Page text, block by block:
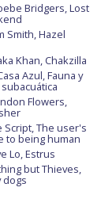
Bridgers, Lost
Smith, Hazel
Khan, Chakzilla
Azul, Fauna y
Flowers,
Script, The user's
to being human
Lo, Estrus
but Thieves,
dogs